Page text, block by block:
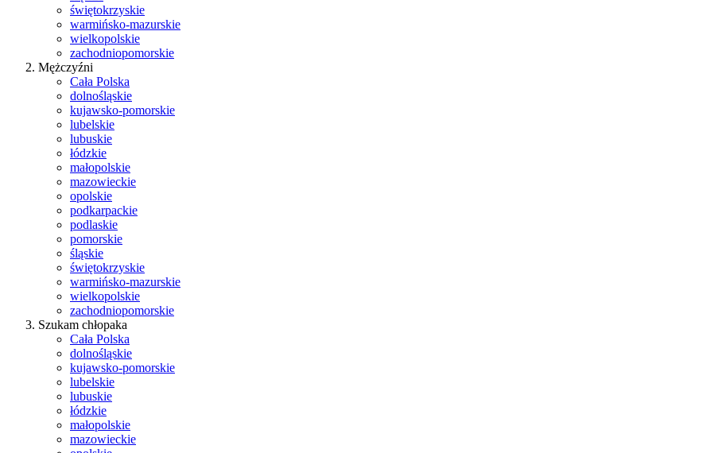
świętokrzyskie
warmińsko-mazurskie
wielkopolskie
zachodniopomorskie
Mężczyźni
Cała Polska
dolnośląskie
kujawsko-pomorskie
lubelskie
lubuskie
łódzkie
małopolskie
mazowieckie
opolskie
podkarpackie
podlaskie
pomorskie
śląskie
świętokrzyskie
warmińsko-mazurskie
wielkopolskie
zachodniopomorskie
Szukam chłopaka
Cała Polska
dolnośląskie
kujawsko-pomorskie
lubelskie
lubuskie
łódzkie
małopolskie
mazowieckie